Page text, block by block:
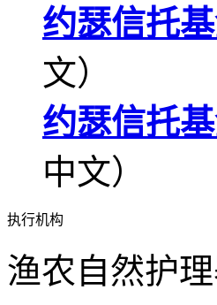
约瑟信托
文）
约瑟信托
中文）
执行机构
渔农自然护